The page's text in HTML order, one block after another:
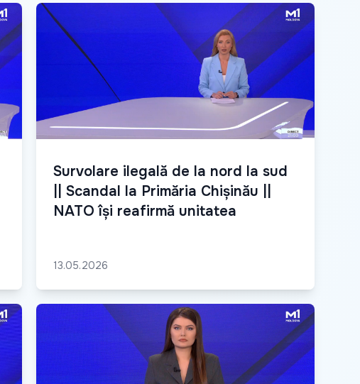
Survolare ilegală de la nord la sud
|| Scandal la Primăria Chișinău ||
NATO își reafirmă unitatea
13.05.2026